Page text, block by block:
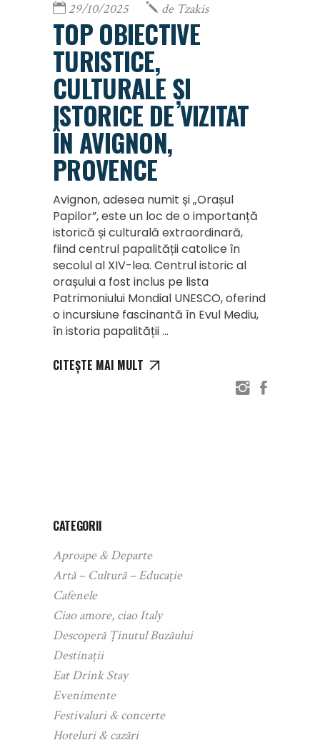
29/10/2025 de Tzakis
TOP OBIECTIVE
TURISTICE,
CULTURALE ȘI
ISTORICE DE VIZITAT
ÎN AVIGNON,
PROVENCE
Avignon, adesea numit și „Orașul
Papilor”, este un loc de o importanță
istorică și culturală extraordinară,
fiind centrul papalității catolice în
secolul al XIV-lea. Centrul istoric al
orașului a fost inclus pe lista
Patrimoniului Mondial UNESCO, oferind
o incursiune fascinantă în Evul Mediu,
în istoria papalității
CITEȘTE MAI MULT
CATEGORII
Aproape & Departe
Artă – Cultură – Educație
Cafenele
Ciao amore, ciao Italy
Descoperă Ținutul Buzăului
Destinații
Eat Drink Stay
Evenimente
Festivaluri & concerte
Hoteluri & cazări